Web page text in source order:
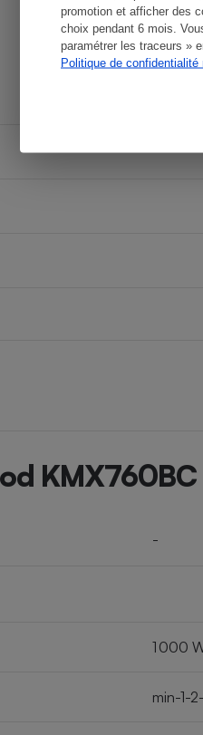
promotion et afficher des
choix pendant 6 mois.
paramétrer les traceurs »
Politique de
KMX760BC
-
1 000
min-1-